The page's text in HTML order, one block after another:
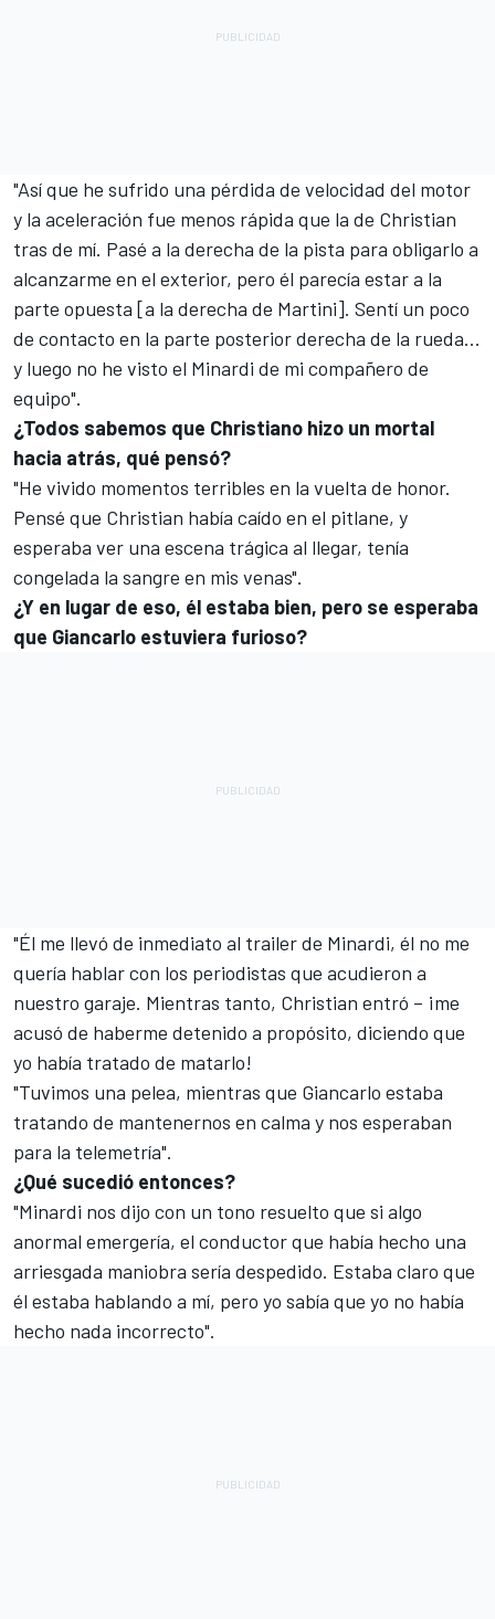
"Así que he sufrido una pérdida de velocidad del motor
y la aceleración fue menos rápida que la de Christian
tras de mí. Pasé a la derecha de la pista para obligarlo a
alcanzarme en el exterior, pero él parecía estar a la
parte opuesta [a la derecha de Martini]. Sentí un poco
de contacto en la parte posterior derecha de la rueda...
y luego no he visto el Minardi de mi compañero de
equipo".
¿Todos sabemos que Christiano hizo un mortal
hacia atrás, qué pensó?
"He vivido momentos terribles en la vuelta de honor.
Pensé que Christian había caído en el pitlane, y
esperaba ver una escena trágica al llegar, tenía
congelada la sangre en mis venas".
¿Y en lugar de eso, él estaba bien, pero se esperaba
que Giancarlo estuviera furioso?
"Él me llevó de inmediato al trailer de Minardi, él no me
quería hablar con los periodistas que acudieron a
nuestro garaje. Mientras tanto, Christian entró – ¡me
acusó de haberme detenido a propósito, diciendo que
yo había tratado de matarlo!
"Tuvimos una pelea, mientras que Giancarlo estaba
tratando de mantenernos en calma y nos esperaban
para la telemetría".
¿Qué sucedió entonces?
"Minardi nos dijo con un tono resuelto que si algo
anormal emergería, el conductor que había hecho una
arriesgada maniobra sería despedido. Estaba claro que
él estaba hablando a mí, pero yo sabía que yo no había
hecho nada incorrecto".